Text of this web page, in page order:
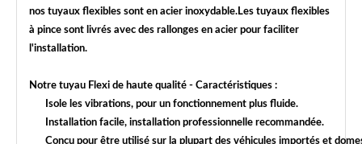
nos tuyaux flexibles sont en acier inoxydable.Les tuyaux flexibles
à pince sont livrés avec des rallonges en acier pour faciliter
l'installation.
Notre tuyau Flexi de haute qualité - Caractéristiques :
Isole les vibrations, pour un fonctionnement plus fluide.
Installation facile, installation professionnelle recommandée.
Conçu pour être utilisé sur la plupart des véhicules importés et